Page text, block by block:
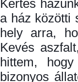
Kertes
a ház közötti
hely arra,
Kevés
hittem,
bizonyos